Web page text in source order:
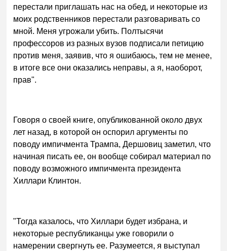
перестали приглашать нас на обед, и некоторые из
моих родственников перестали разговаривать со
мной. Меня угрожали убить. Полтысячи
профессоров из разных вузов подписали петицию
против меня, заявив, что я ошибаюсь, тем не менее,
в итоге все они оказались неправы, а я, наоборот,
прав".
Говоря о своей книге, опубликованной около двух
лет назад, в которой он оспорил аргументы по
поводу импичмента Трампа, Дершовиц заметил, что
начиная писать ее, он вообще собирал материал по
поводу возможного импичмента президента
Хиллари Клинтон.
"Тогда казалось, что Хиллари будет избрана, и
некоторые республиканцы уже говорили о
намерении свергнуть ее. Разумеется, я выступал